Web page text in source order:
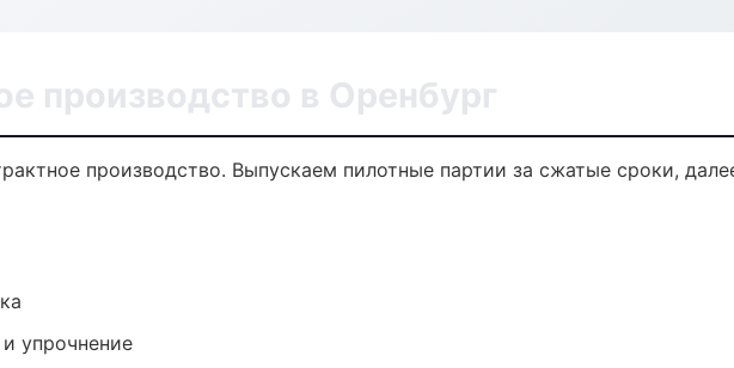
производство в Оренбург
производство. Выпускаем пилотные партии за сжатые сроки,
упрочнение